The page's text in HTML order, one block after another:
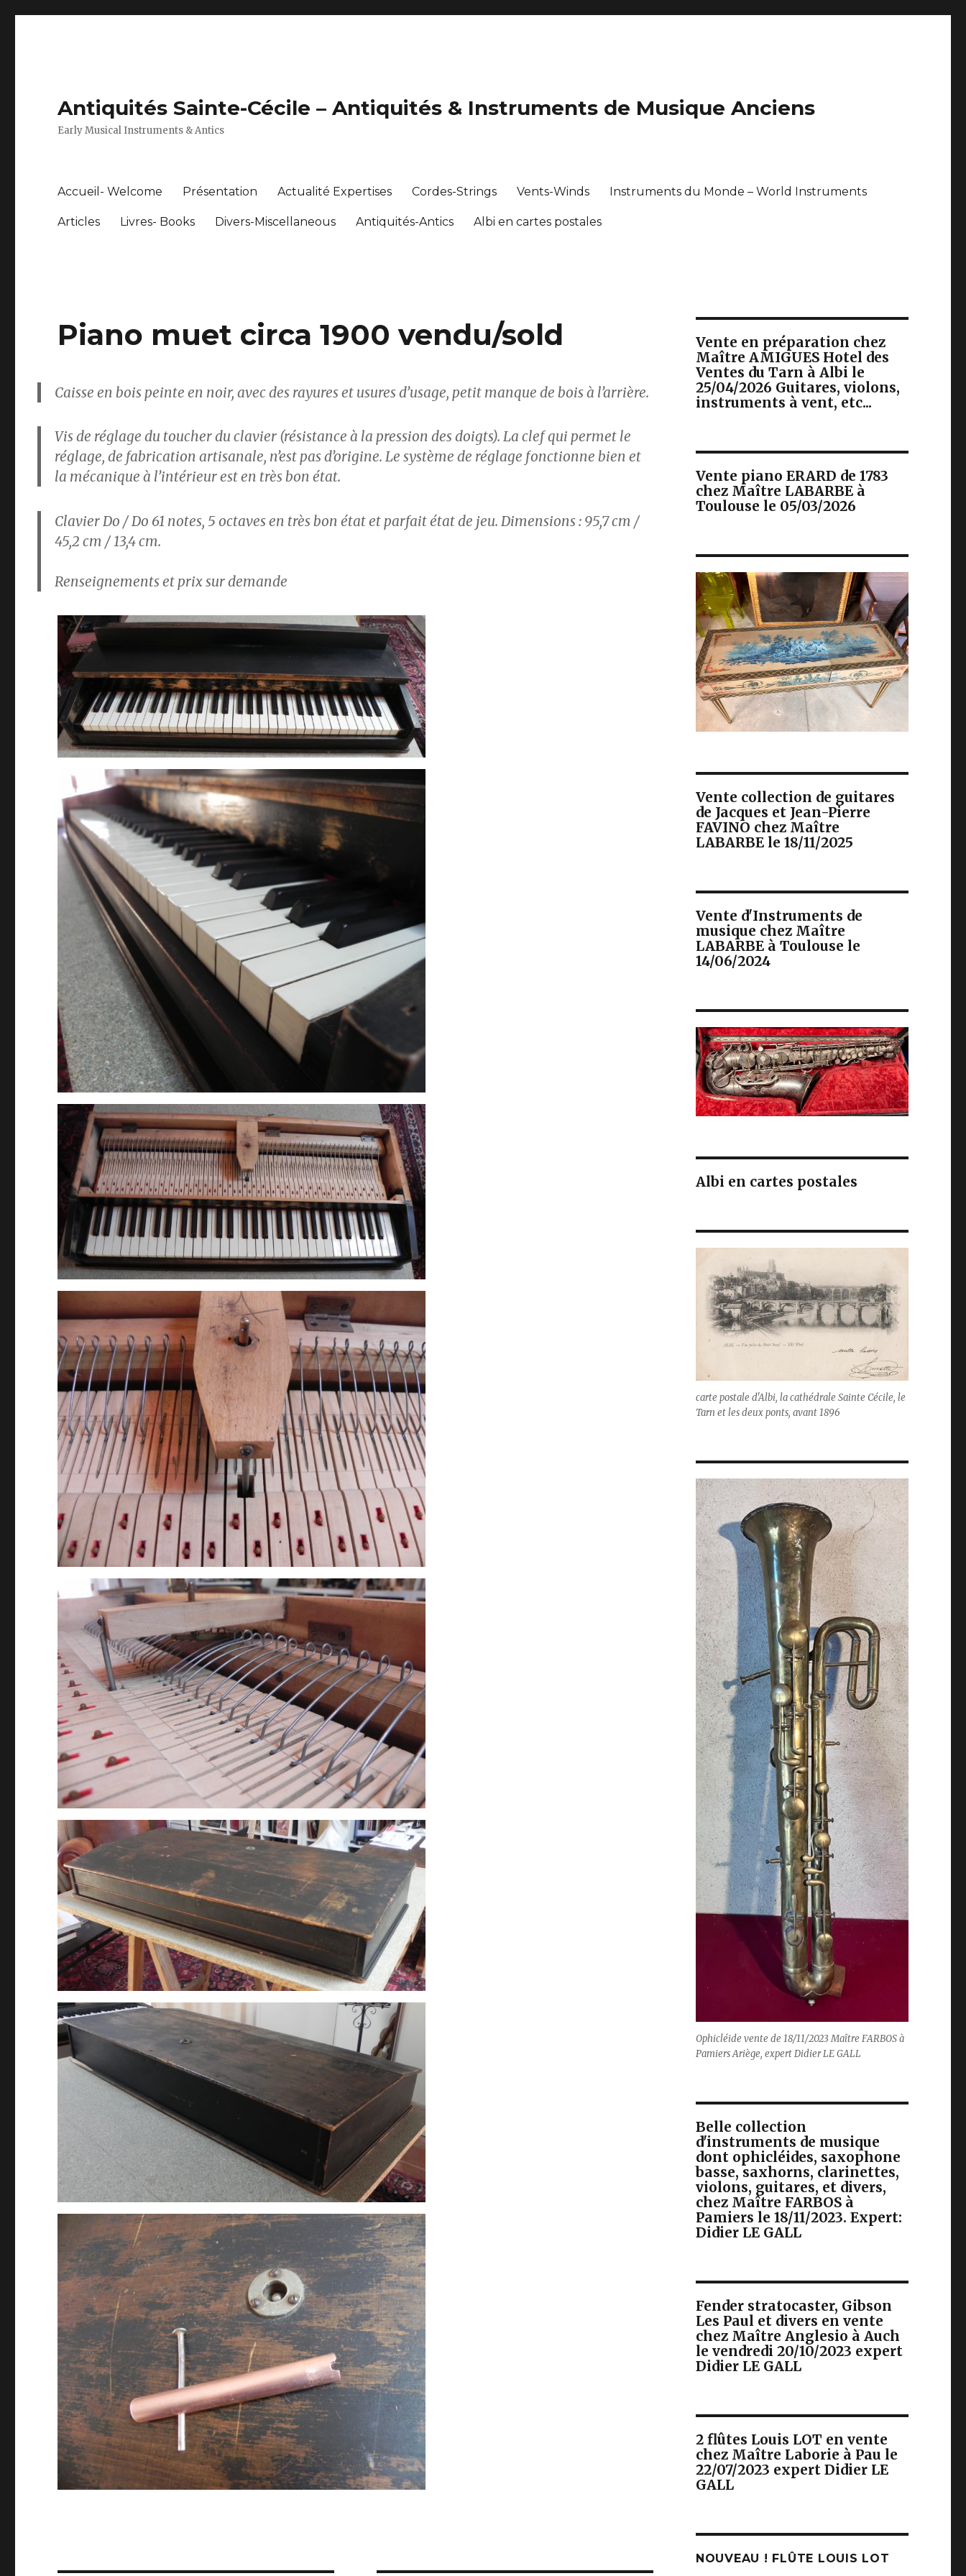
Antiquités Sainte-Cécile – Antiquités & Instruments de Musique Anciens
Early Musical Instruments & Antics
Accueil- Welcome Présentation Actualité Expertises Cordes-Strings Vents-Winds Instruments du Monde – World Instruments
Articles Livres- Books Divers-Miscellaneous Antiquités-Antics Albi en cartes postales
Piano muet circa 1900 vendu/sold
Caisse en bois peinte en noir, avec des rayures et usures d’usage, petit manque de bois à l’arrière.
Vis de réglage du toucher du clavier (résistance à la pression des doigts). La clef qui permet le
réglage, de fabrication artisanale, n’est pas d’origine. Le système de réglage fonctionne bien et
la mécanique à l’intérieur est en très bon état.
Clavier Do / Do 61 notes, 5 octaves en très bon état et parfait état de jeu. Dimensions : 95,7 cm /
45,2 cm / 13,4 cm.
Renseignements et prix sur demande
Vente en préparation chez
Maître AMIGUES Hotel des
Ventes du Tarn à Albi le
25/04/2026 Guitares, violons,
instruments à vent, etc...
Vente piano ERARD de 1783
chez Maître LABARBE à
Toulouse le 05/03/2026
Vente collection de guitares
de Jacques et Jean-Pierre
FAVINO chez Maître
LABARBE le 18/11/2025
Vente d'Instruments de
musique chez Maître
LABARBE à Toulouse le
14/06/2024
Albi en cartes postales
carte postale d'Albi, la cathédrale Sainte Cécile, le
Tarn et les deux ponts, avant 1896
Ophicléide vente de 18/11/2023 Maître FARBOS à
Pamiers Ariège, expert Didier LE GALL
Belle collection
d'instruments de musique
dont ophicléides, saxophone
basse, saxhorns, clarinettes,
violons, guitares, et divers,
chez Maître FARBOS à
Pamiers le 18/11/2023. Expert:
Didier LE GALL
Fender stratocaster, Gibson
Les Paul et divers en vente
chez Maître Anglesio à Auch
le vendredi 20/10/2023 expert
Didier LE GALL
2 flûtes Louis LOT en vente
chez Maître Laborie à Pau le
22/07/2023 expert Didier LE
GALL
NOUVEAU ! FLÛTE LOUIS LOT